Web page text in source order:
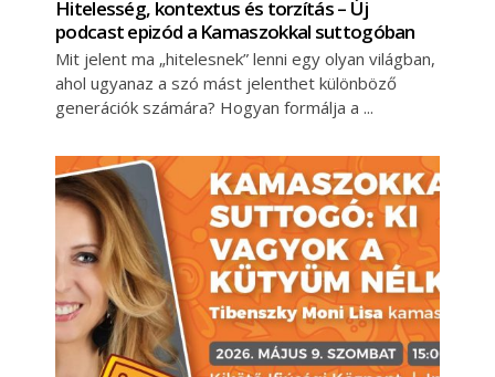
Hitelesség, kontextus és torzítás – Új
podcast epizód a Kamaszokkal suttogóban
Mit jelent ma „hitelesnek” lenni egy olyan világban,
ahol ugyanaz a szó mást jelenthet különböző
generációk számára? Hogyan formálja a